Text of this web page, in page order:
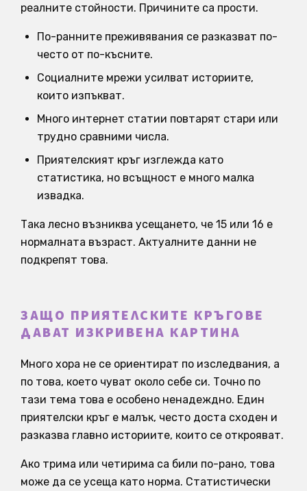
реалните стойности. Причините са прости.
По-ранните преживявания се разказват по-
често от по-късните.
Социалните мрежи усилват историите,
които изпъкват.
Много интернет статии повтарят стари или
трудно сравними числа.
Приятелският кръг изглежда като
статистика, но всъщност е много малка
извадка.
Така лесно възниква усещането, че 15 или 16 е
нормалната възраст. Актуалните данни не
подкрепят това.
ЗАЩО ПРИЯТЕЛСКИТЕ КРЪГОВЕ
ДАВАТ ИЗКРИВЕНА КАРТИНА
Много хора не се ориентират по изследвания, а
по това, което чуват около себе си. Точно по
тази тема това е особено ненадеждно. Един
приятелски кръг е малък, често доста сходен и
разказва главно историите, които се открояват.
Ако трима или четирима са били по-рано, това
може да се усеща като норма. Статистически